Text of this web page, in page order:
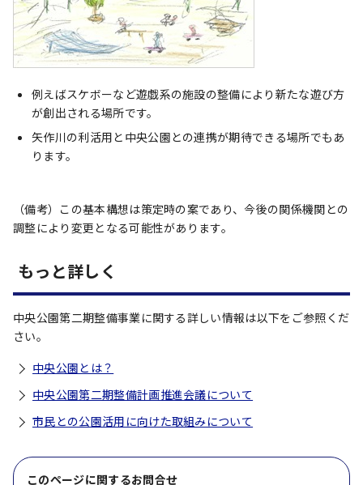
例えばスケボーなど遊戯系の施設の整備により新たな遊び方
が創出される場所です。
矢作川の利活用と中央公園との連携が期待できる場所でもあ
ります。
（備考）この基本構想は策定時の案であり、今後の関係機関との
調整により変更となる可能性があります。
もっと詳しく
中央公園第二期整備事業に関する詳しい情報は以下をご参照くだ
さい。
中央公園とは？
中央公園第二期整備計画推進会議について
市民との公園活用に向けた取組みについて
このページに関するお問合せ